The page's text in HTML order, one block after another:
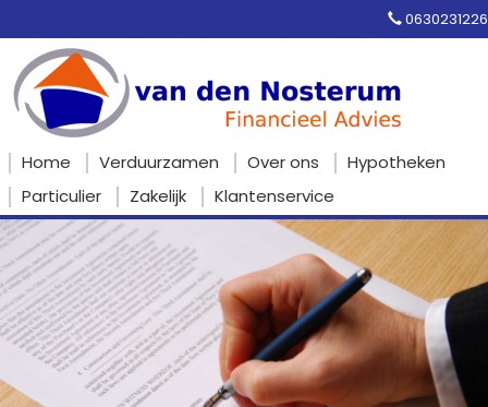
0630231226
Home Verduurzamen Over ons
Hypotheken
Particulier
Zakelijk Klantenservice